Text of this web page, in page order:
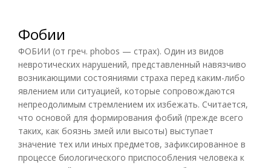
Фобии
ФОБИИ (от греч. phobos — страх). Один из видов
невротических нарушений, представленный навязчиво
возникающими состояниями страха перед каким-либо
явлением или ситуацией, которые сопровождаются
непреодолимым стремлением их избежать. Считается,
что основой для формирования фобий (прежде всего
таких, как боязнь змей или высоты) выступает
значение тех или иных предметов, зафиксированное в
процессе биологического приспособления человека к